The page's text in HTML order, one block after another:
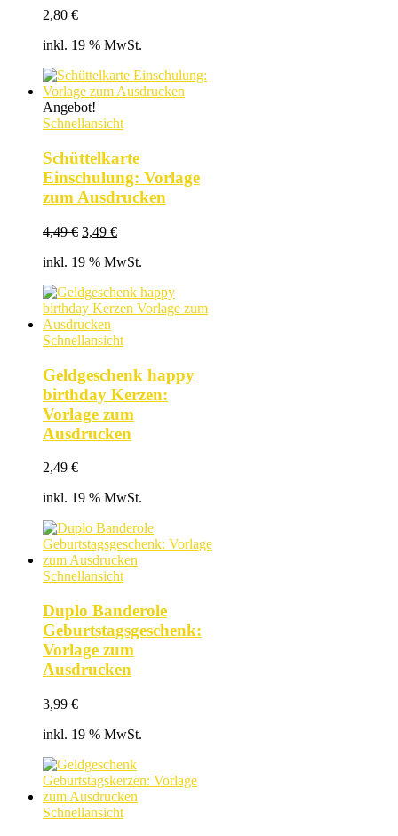
2,80 €
inkl. 19 % MwSt.
Angebot!
Schnellansicht
Schüttelkarte
Einschulung: Vorlage
zum Ausdrucken
4,49€ Ursprünglicher
war:
3,49 €Aktueller
ist:
inkl. 19 % MwSt.
Schnellansicht
Geldgeschenk happy
birthday Kerzen:
Vorlage zum
Ausdrucken
2,49 €
inkl. 19 % MwSt.
Schnellansicht
Duplo Banderole
Geburtstagsgeschenk:
Vorlage zum
Ausdrucken
3,99 €
inkl. 19 % MwSt.
Schnellansicht